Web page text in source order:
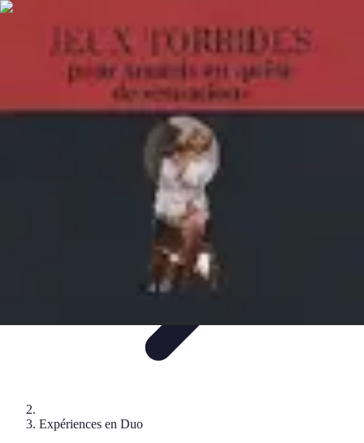
Sensations Fortes
Conseils et Astuces
ExpériencesExpériences Extrêmes Activités à
Activités
Sensations Fortes
Expériences en Duo